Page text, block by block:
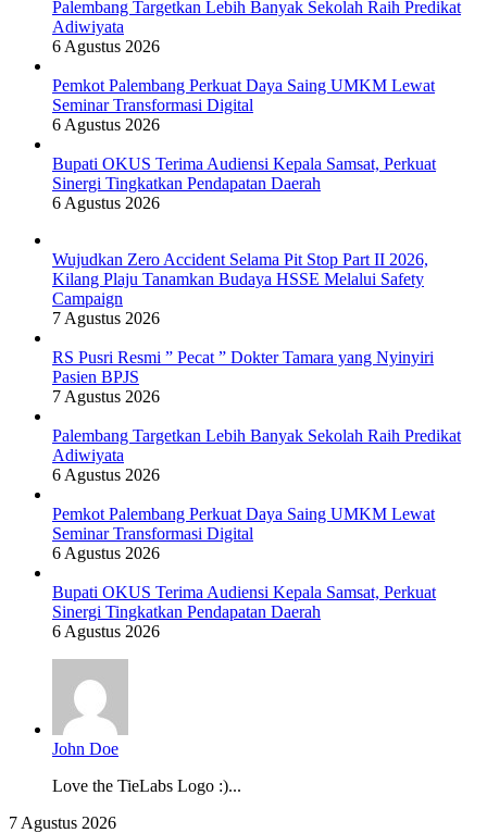
Palembang Targetkan Lebih Banyak Sekolah Raih Predikat
Adiwiyata
6 Agustus 2026
Pemkot Palembang Perkuat Daya Saing UMKM Lewat
Seminar Transformasi Digital
6 Agustus 2026
Bupati OKUS Terima Audiensi Kepala Samsat, Perkuat
Sinergi Tingkatkan Pendapatan Daerah
6 Agustus 2026
Wujudkan Zero Accident Selama Pit Stop Part II 2026,
Kilang Plaju Tanamkan Budaya HSSE Melalui Safety
Campaign
7 Agustus 2026
RS Pusri Resmi ” Pecat ” Dokter Tamara yang Nyinyiri
Pasien BPJS
7 Agustus 2026
Palembang Targetkan Lebih Banyak Sekolah Raih Predikat
Adiwiyata
6 Agustus 2026
Pemkot Palembang Perkuat Daya Saing UMKM Lewat
Seminar Transformasi Digital
6 Agustus 2026
Bupati OKUS Terima Audiensi Kepala Samsat, Perkuat
Sinergi Tingkatkan Pendapatan Daerah
6 Agustus 2026
John Doe
Love the TieLabs Logo :)...
Wujudkan
7 Agustus 2026